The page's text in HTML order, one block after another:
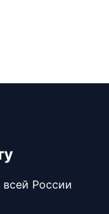
России